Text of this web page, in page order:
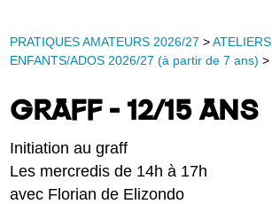
PRATIQUES AMATEURS 2026/27 >ATELIERS
ENFANTS/ADOS 2026/27 (à partir de 7 ans) >
GRAFF - 12/15 ANS
Initiation au graff
Les mercredis de 14h à 17h
avec Florian de Elizondo